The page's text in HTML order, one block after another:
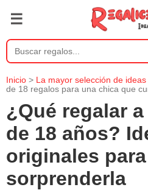
☰
Inicio > La mayor selección de
de 18 regalos para una chica que
¿Qué regalar
de 18 años?
originales para
sorprenderla